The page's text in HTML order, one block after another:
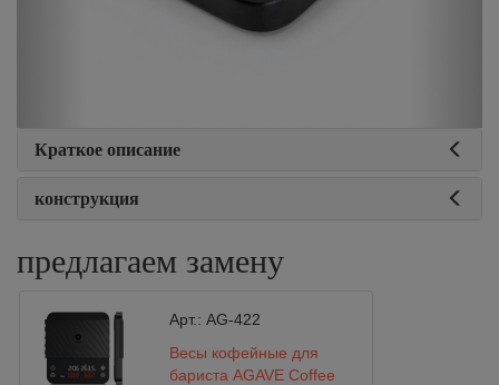
Краткое описание
конструкция
предлагаем замену
Арт.:AG-422
Весы кофейные для
бариста AGAVE Coffee